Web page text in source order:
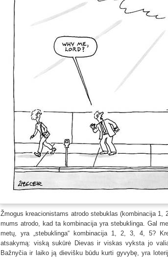
Žmogus kreacionistams atrodo stebuklas (kombinacija
mums atrodo, kad ta kombinacija yra stebuklinga. Gal
metų, yra „stebuklinga“ kombinacija 1, 2, 3, 4, 5?
atsakymą: viską sukūrė Dievas ir viskas vyksta jo
Bažnyčia ir laiko ją dievišku būdu kurti gyvybę, yra